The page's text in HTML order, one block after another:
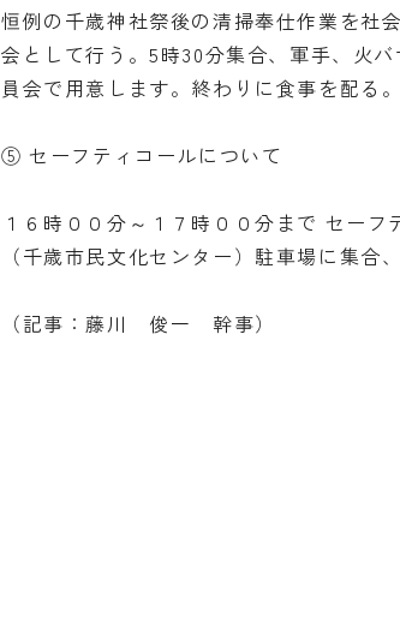
恒例の千歳神社祭後の清掃奉仕作業を社
会として行う。5時30分集合、軍手、火
員会で用意します。終わりに食事を配る。
⑤ セーフティコールについて
１６時００分～１７時００分まで セー
（千歳市民文化センター）駐車場に集合
（記事：藤川 俊一 幹事）